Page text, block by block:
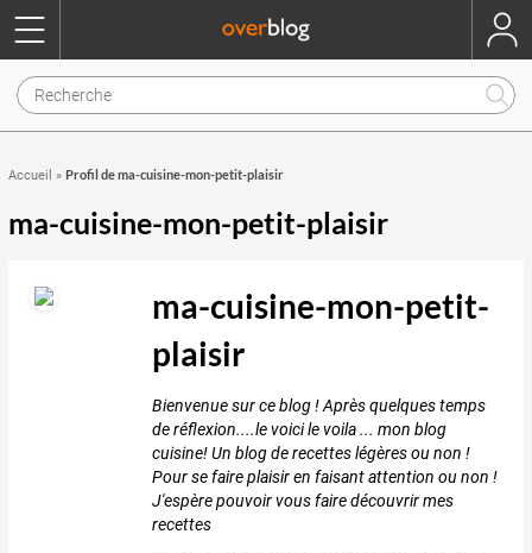
Accueil » Profil de ma-cuisine-mon-petit-plaisir
ma-cuisine-mon-petit-plaisir
ma-cuisine-mon-petit-
plaisir
Bienvenue sur ce blog ! Après quelques temps
de réflexion....le voici le voila ... mon blog
cuisine! Un blog de recettes légères ou non !
Pour se faire plaisir en faisant attention ou non !
J'espère pouvoir vous faire découvrir mes
recettes